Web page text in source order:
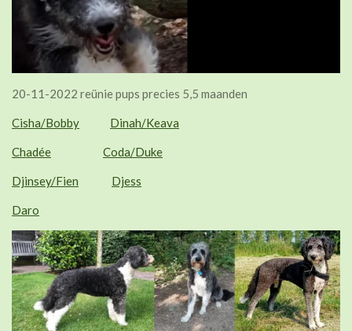
20-11-2022 reünie pups precies 5,5 maanden
Cisha/Bobby Dinah/Keava
Chadée Coda/Duke
Djinsey/Fien Djess
Daro